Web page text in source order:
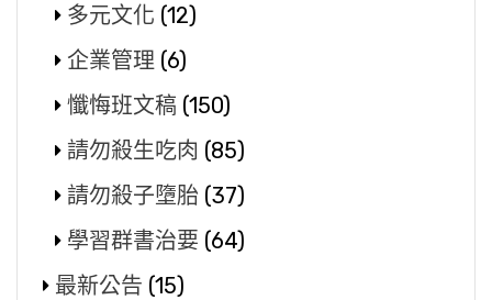
多元文化 (12)
企業管理 (6)
懺悔班文稿 (150)
請勿殺生吃肉 (85)
請勿殺子墮胎 (37)
學習群書治要 (64)
最新公告 (15)